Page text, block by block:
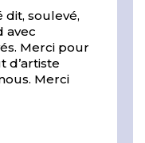
dit, soulevé,
avec
Merci pour
d’artiste
Merci